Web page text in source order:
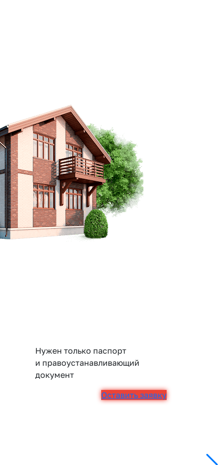
Нужен только паспорт
и правоустанавливающий
документ
Оставить заявку